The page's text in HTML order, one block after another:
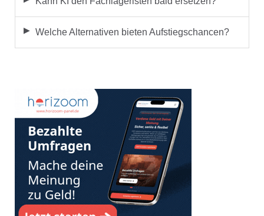
Welche Alternativen bieten Aufstiegschancen?